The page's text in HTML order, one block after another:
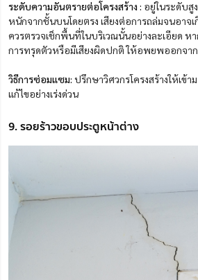
ระดับความอันตรายต่อโครงสร้าง : อยู่ในระดับสู
หนักจากชั้นบนโดยตรง เสียงต่อการถล่มจนอาจ
ควรตรวจเช็กพื้นที่ในบริเวณนั้นอย่างละเอียด
การทรุดตัวหรือมีเสียงผิดปกติ ให้อพยพออกจ
วิธีการซ่อมแซม: ปรึกษาวิศวกรโครงสร้างให้เข้
แก้ไขอย่างเร่งด่วน
9. รอยร้าวขอบประตูหน้าต่าง